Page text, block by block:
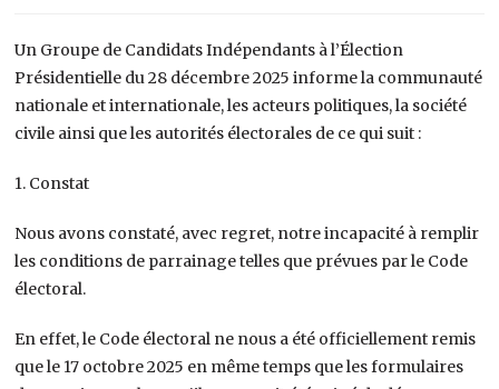
Un Groupe de Candidats Indépendants à l’Élection
Présidentielle du 28 décembre 2025 informe la communauté
nationale et internationale, les acteurs politiques, la société
civile ainsi que les autorités électorales de ce qui suit :
1. Constat
Nous avons constaté, avec regret, notre incapacité à remplir
les conditions de parrainage telles que prévues par le Code
électoral.
En effet, le Code électoral ne nous a été officiellement remis
que le 17 octobre 2025 en même temps que les formulaires